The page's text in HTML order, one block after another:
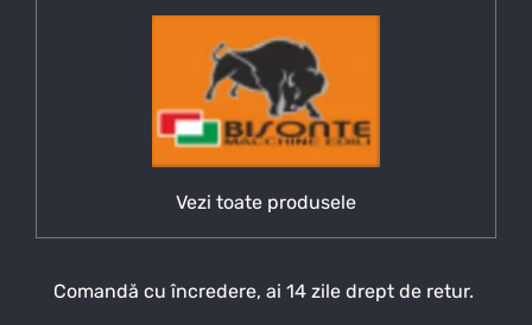
Vezi toate produsele
Comandă cu încredere, ai 14 zile drept de retur.